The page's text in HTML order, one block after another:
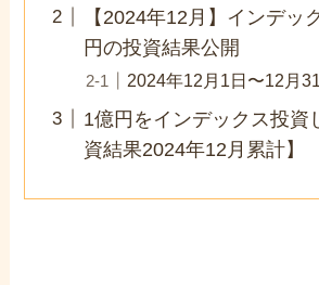
【2024年12月】インデッ
円の投資結果公開
2024年12月1日〜12月
1億円をインデックス投資
資結果2024年12月累計】